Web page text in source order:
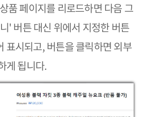
품 페이지를 리로드하면 다음 그
' 버튼 대신 위에서 지정한 버튼
표시되고, 버튼을 클릭하면 외부
게 됩니다.